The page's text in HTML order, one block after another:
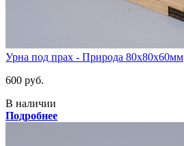
Урна под прах - Природа 80х80х60мм
600 руб.
В наличии
Подробнее